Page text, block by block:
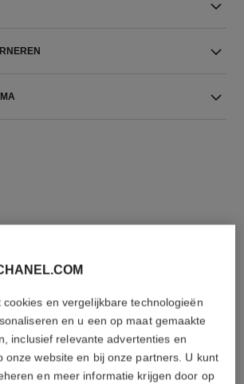
cookies en vergelijkbare technologieën
en u een op maat gemaakte
inclusief relevante advertenties en
onze website en bij onze partners. U kunt
en meer informatie krijgen door op